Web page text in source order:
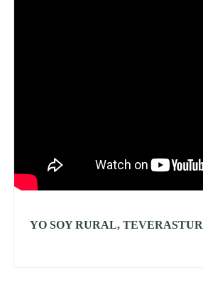
YO SOY RURAL, TEVERASTUR